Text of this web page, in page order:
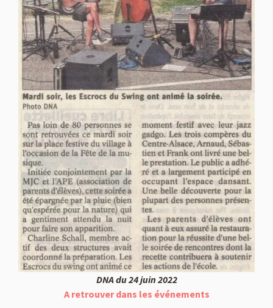
DNA du 24 juin 2022
A retrouver dans les événements